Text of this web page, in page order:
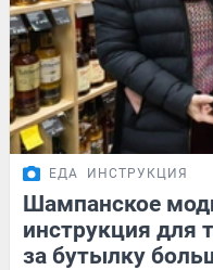
ЕДА ИНСТРУКЦИЯ
Шампанское
инструкция для
за бутылку